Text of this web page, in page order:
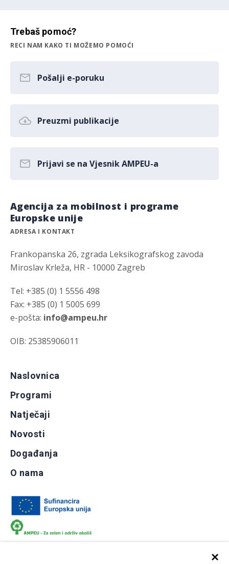
×
Trebaš pomoć?
RECI NAM KAKO TI MOŽEMO POMOĆI
Pošalji e-poruku
Preuzmi publikacije
Prijavi se na Vjesnik AMPEU-a
Agencija za mobilnost i programe
Europske unije
ADRESA I KONTAKT
Frankopanska 26, zgrada Leksikografskog zavoda
Miroslav Krleža, HR - 10000 Zagreb
Tel: +385 (0) 1 5556 498
Fax: +385 (0) 1 5005 699
e-pošta: info@ampeu.hr
OIB: 25385906011
Naslovnica
Programi
Natječaji
Novosti
Događanja
O nama